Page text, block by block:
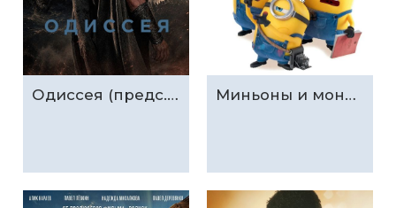
Одиссея (предс.обсл. & Три добрых дела) Миньоны и монстры (предс.обсл. & Три добрых дела)